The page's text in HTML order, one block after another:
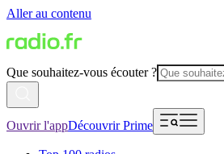
Aller au contenu
Que souhaitez-vous écouter ?
Ouvrir l'appDécouvrir Prime